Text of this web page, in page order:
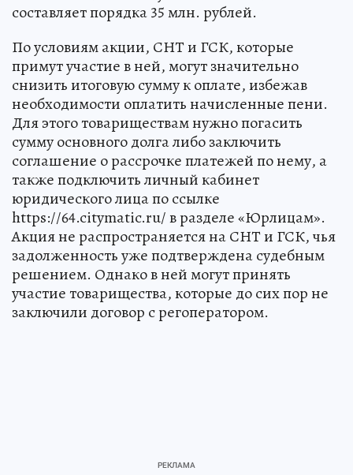
составляет порядка 35 млн. рублей.
По условиям акции, СНТ и ГСК, которые
примут участие в ней, могут значительно
снизить итоговую сумму к оплате, избежав
необходимости оплатить начисленные пени.
Для этого товариществам нужно погасить
сумму основного долга либо заключить
соглашение о рассрочке платежей по нему, а
также подключить личный кабинет
юридического лица по ссылке
https://64.citymatic.ru/ в разделе «Юрлицам».
Акция не распространяется на СНТ и ГСК, чья
задолженность уже подтверждена судебным
решением. Однако в ней могут принять
участие товарищества, которые до сих пор не
заключили договор с регоператором.